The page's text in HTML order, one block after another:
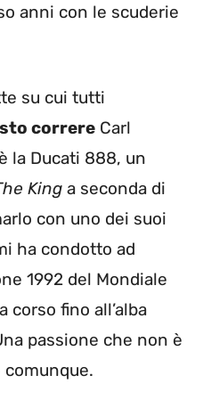
anni con le scuderie
su cui tutti
correre Carl
la Ducati 888, un
King a seconda di
con uno dei suoi
ha condotto ad
1992 del Mondiale
corso fino all’alba
passione che non è